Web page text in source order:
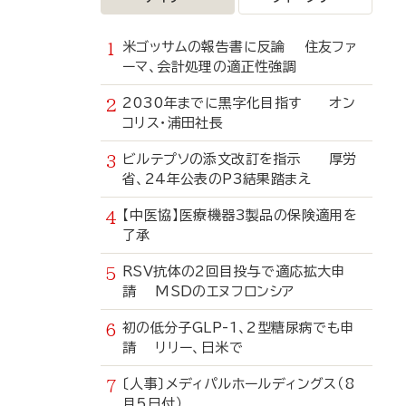
米ゴッサムの報告書に反論 住友ファ
ーマ、会計処理の適正性強調
2030年までに黒字化目指す オン
コリス・浦田社長
ビルテプソの添文改訂を指示 厚労
省、24年公表のP3結果踏まえ
【中医協】医療機器3製品の保険適用を
了承
RSV抗体の2回目投与で適応拡大申
請 MSDのエヌフロンシア
初の低分子GLP-1、2型糖尿病でも申
請 リリー、日米で
〔人事〕メディパルホールディングス（8